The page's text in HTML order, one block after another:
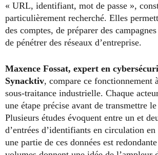
« URL, identifiant, mot de passe »,
particulièrement recherché. Elles
des comptes, de préparer des
de pénétrer des réseaux d’entreprise.
Maxence Fossat, expert en
Synacktiv, compare ce fonctionnement
sous-traitance industrielle. Chaque
une étape précise avant de transmettre
Plusieurs études évoquent entre un et
d’entrées d’identifiants en circulation
une partie de ces données est